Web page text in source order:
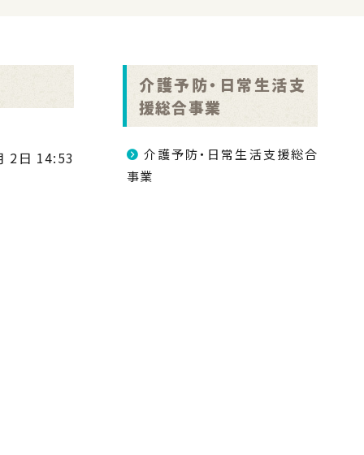
2日 14:53
介護予防・日常生活支
援総合事業
介護予防・日常生活支援総合
事業